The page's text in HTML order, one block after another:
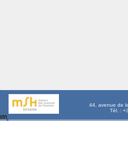
44, avenue de
Tél. :